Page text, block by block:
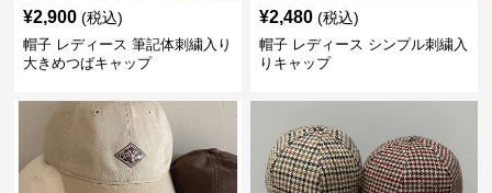
¥2,900 (税込)
帽子 レディース 筆記体刺繍入り
大きめつばキャップ
¥2,480 (税込)
帽子 レディース シンプル刺繍入
りキャップ